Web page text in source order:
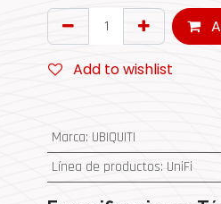
Add to wishlist
Marca: UBIQUITI
Línea de productos: UniFi